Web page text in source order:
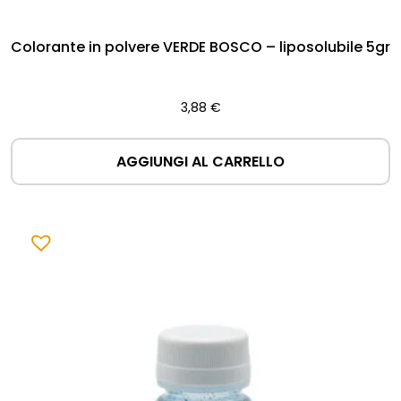
Colorante in polvere VERDE BOSCO – liposolubile 5gr
3,88 €
AGGIUNGI AL CARRELLO